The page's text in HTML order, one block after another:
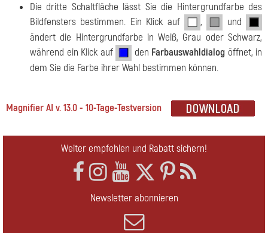
Die dritte Schaltfläche lässt Sie die Hintergrundfarbe des
Bildfensters bestimmen. Ein Klick auf
,
und
ändert die Hintergrundfarbe in Weiß, Grau oder Schwarz,
während ein Klick auf
den Farbauswahldialog öffnet, in
dem Sie die Farbe ihrer Wahl bestimmen können.
Magnifier AI v. 13.0 - 10-Tage-Testversion
Weiter empfehlen und Rabatt sichern!
Newsletter abonnieren